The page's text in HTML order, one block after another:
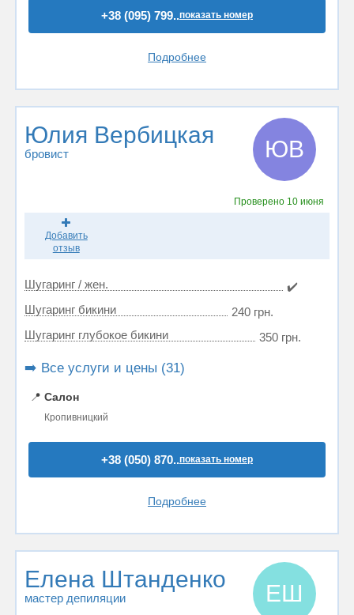
+38 (095) 799..показать номер
Подробнее
Юлия Вербицкая
бровист ЮВ
Проверено 10 июня
Добавить
отзыв
Шугаринг / жен.
✔️
Шугаринг бикини
240 грн.
Шугаринг глубокое бикини
350 грн.
➡️ Все услуги и цены (31)
📍 Салон
Кропивницкий
+38 (050) 870..показать номер
Подробнее
Елена Штанденко
мастер депиляции ЕШ